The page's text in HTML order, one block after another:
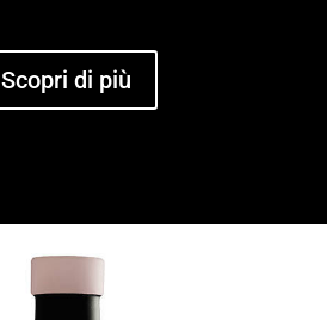
Scopri di più